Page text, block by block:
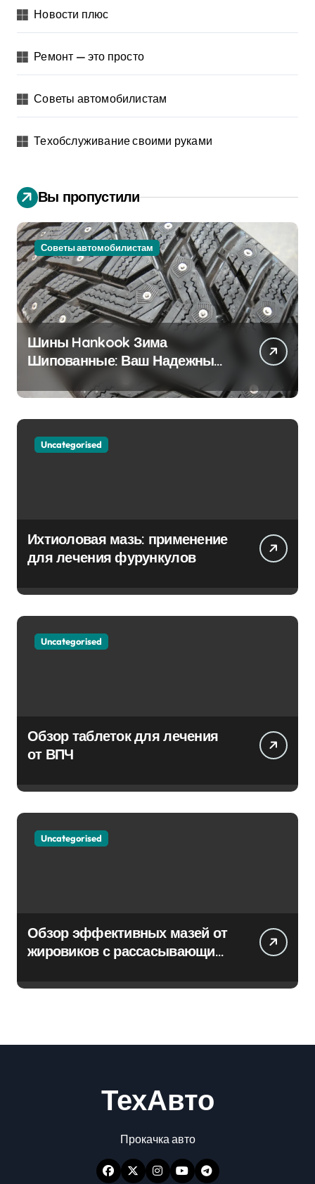
Новости плюс
Ремонт — это просто
Советы автомобилистам
Техобслуживание своими руками
Вы пропустили
Советы автомобилистам
Шины Hankook Зима
Шипованные: Ваш Надежный
Партнёр на Снежных Дорогах
Uncategorised
Ихтиоловая мазь: применение
для лечения фурункулов
Uncategorised
Обзор таблеток для лечения
от ВПЧ
Uncategorised
Обзор эффективных мазей от
жировиков с рассасывающим
ТехАвто
Прокачка авто